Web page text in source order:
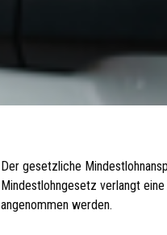
Der gesetzliche
Mindestlohngesetz verlangt
angenommen werden.